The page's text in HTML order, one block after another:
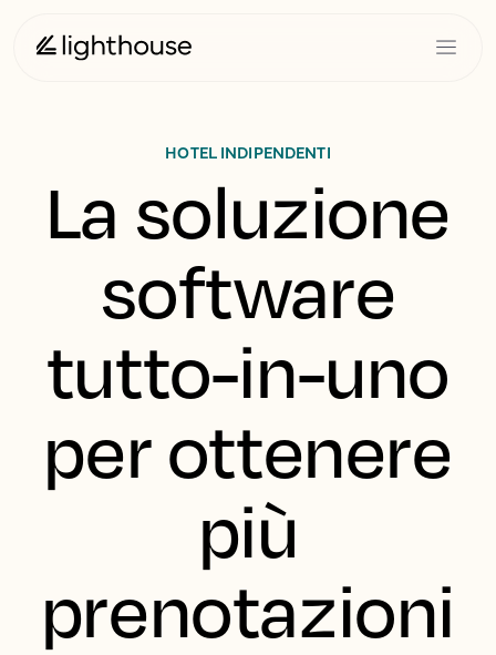
HOTEL INDIPENDENTI
La soluzione
software
tutto-in-uno
per ottenere
più
prenotazioni